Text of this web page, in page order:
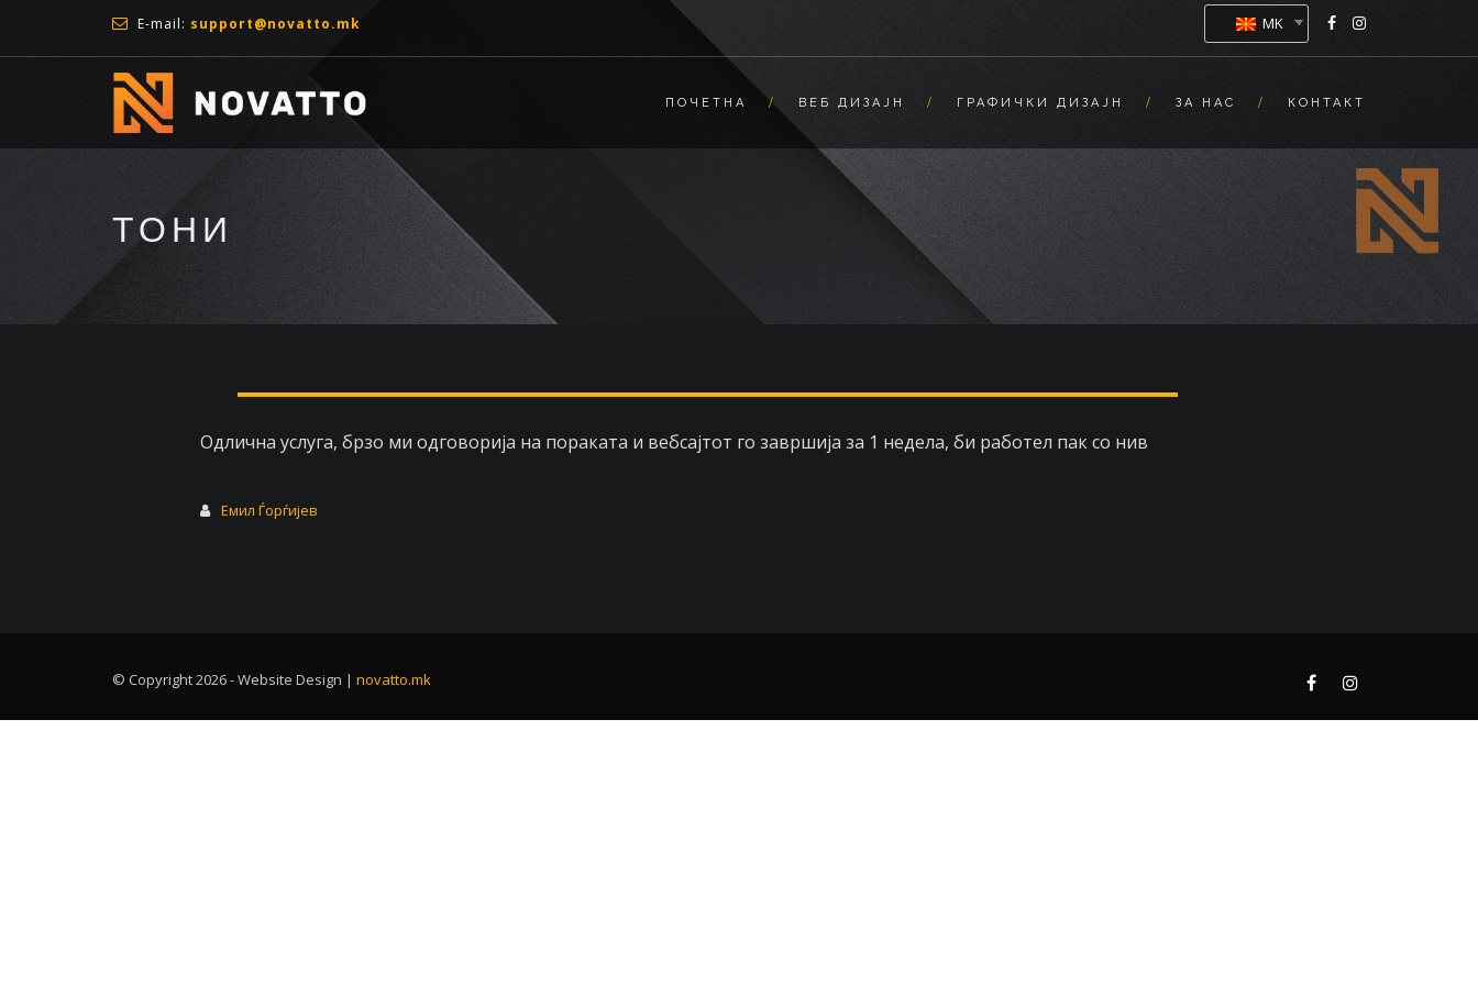
E-mail: support@novatto.mk MK
ПОЧЕТНА ВЕБ ДИЗАЈН ГРАФИЧКИ ДИЗАЈН ЗА НАС КОНТАКТ
ТОНИ
Одлична услуга, брзо ми одговорија на пораката и вебсајтот го завршија за 1 недела, би работел пак со нив
Емил Ѓорѓијев
© Copyright 2026 - Website Design | novatto.mk